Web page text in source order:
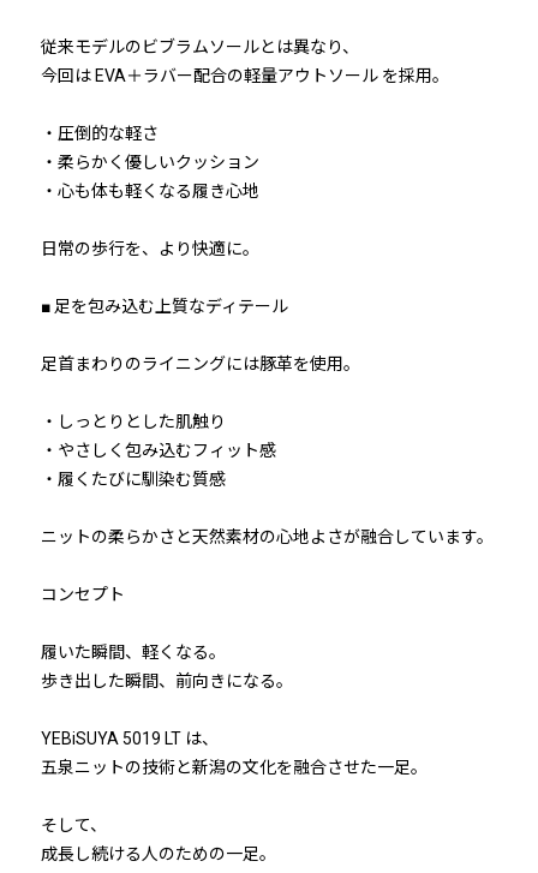
従来モデルのビブラムソールとは異なり、
今回は EVA＋ラバー配合の軽量アウトソール を採用。
・圧倒的な軽さ
・柔らかく優しいクッション
・心も体も軽くなる履き心地
日常の歩行を、より快適に。
■ 足を包み込む上質なディテール
足首まわりのライニングには豚革を使用。
・しっとりとした肌触り
・やさしく包み込むフィット感
・履くたびに馴染む質感
ニットの柔らかさと天然素材の心地よさが融合しています。
コンセプト
履いた瞬間、軽くなる。
歩き出した瞬間、前向きになる。
YEBiSUYA 5019 LT は、
五泉ニットの技術と新潟の文化を融合させた一足。
そして、
成長し続ける人のための一足。